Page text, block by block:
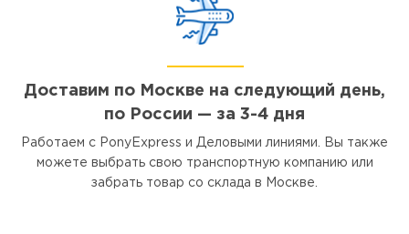
Доставим по Москве на следующий день,
по России — за 3-4 дня
Работаем с PonyExpress и Деловыми линиями. Вы также
можете выбрать свою транспортную компанию или
забрать товар со склада в Москве.